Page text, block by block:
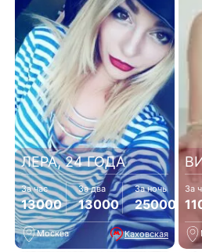
ЛЕРА, 24 ГОДА
За час
13000
За два
13000
За ночь
25000
Москва Каховская
За